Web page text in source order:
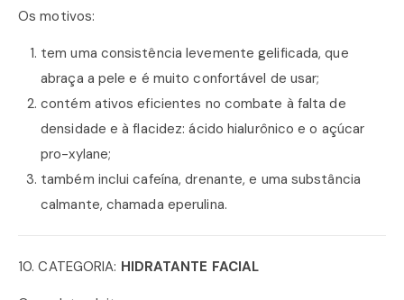
Os motivos:
tem uma consistência levemente gelificada, que
abraça a pele e é muito confortável de usar;
contém ativos eficientes no combate à falta de
densidade e à flacidez: ácido hialurônico e o açúcar
pro-xylane;
também inclui cafeína, drenante, e uma substância
calmante, chamada eperulina.
10. CATEGORIA: HIDRATANTE FACIAL